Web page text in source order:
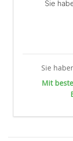
Sie
Mit